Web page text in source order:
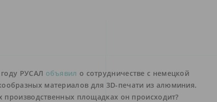
РУСАЛ объявил о сотрудничестве с немецкой
материалов для 3D-печати из алюминия.
площадках он происходит?